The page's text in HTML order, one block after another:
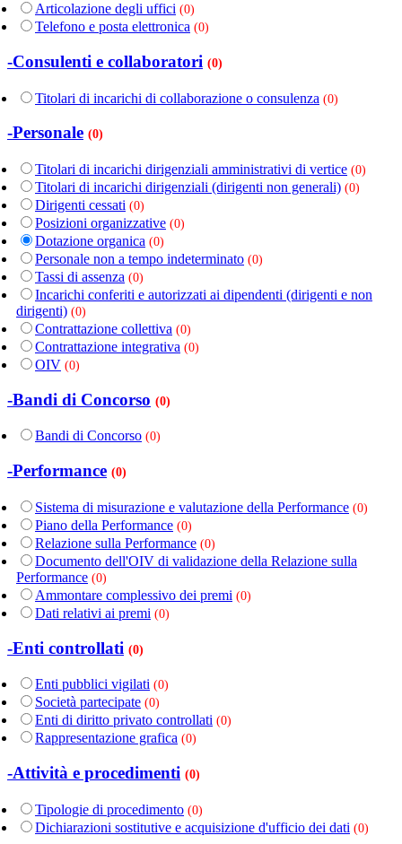
Articolazione degli uffici (0)
Telefono e posta elettronica (0)
-Consulenti e collaboratori (0)
Titolari di incarichi di collaborazione o consulenza (0)
-Personale (0)
Titolari di incarichi dirigenziali amministrativi di vertice (0)
Titolari di incarichi dirigenziali (dirigenti non generali) (0)
Dirigenti cessati (0)
Posizioni organizzative (0)
Dotazione organica (0)
Personale non a tempo indeterminato (0)
Tassi di assenza (0)
Incarichi conferiti e autorizzati ai dipendenti (dirigenti e non
dirigenti) (0)
Contrattazione collettiva (0)
Contrattazione integrativa (0)
OIV (0)
-Bandi di Concorso (0)
Bandi di Concorso (0)
-Performance (0)
Sistema di misurazione e valutazione della Performance (0)
Piano della Performance (0)
Relazione sulla Performance (0)
Documento dell'OIV di validazione della Relazione sulla
Performance (0)
Ammontare complessivo dei premi (0)
Dati relativi ai premi (0)
-Enti controllati (0)
Enti pubblici vigilati (0)
Società partecipate (0)
Enti di diritto privato controllati (0)
Rappresentazione grafica (0)
-Attività e procedimenti (0)
Tipologie di procedimento (0)
Dichiarazioni sostitutive e acquisizione d'ufficio dei dati (0)